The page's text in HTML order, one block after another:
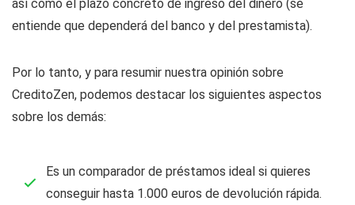
así como el plazo concreto de ingreso del dinero (se
entiende que dependerá del banco y del prestamista).
Por lo tanto, y para resumir nuestra opinión sobre
CreditoZen, podemos destacar los siguientes aspectos
sobre los demás:
Es un comparador de préstamos ideal si quieres
conseguir hasta 1.000 euros de devolución rápida.